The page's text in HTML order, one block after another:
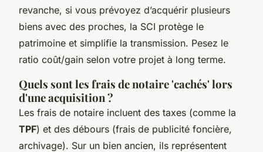
revanche, si vous prévoyez d’acquérir plusieurs
biens avec des proches, la SCI protège le
patrimoine et simplifie la transmission. Pesez le
ratio coût/gain selon votre projet à long terme.
Quels sont les frais de notaire 'cachés' lors
d'une acquisition ?
Les frais de notaire incluent des taxes (comme la
TPF) et des débours (frais de publicité foncière,
archivage). Sur un bien ancien, ils représentent